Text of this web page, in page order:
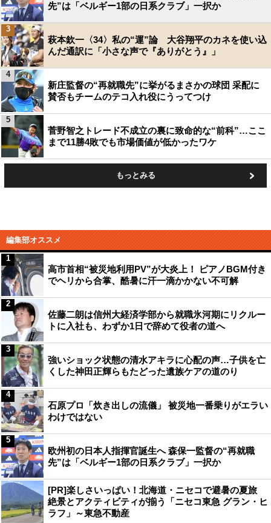
先”は「ベルギー1部の日系クラブ」一択か
萩本欽一〈34〉私の“運”論 大谷翔平のカネを使い込
んだ通訳に「小さな声で『ありがとう』」
3
新庄監督の“再就職先”に挙がるまさかの球団 采配に
賛否もチームのテコ入れ役にうってつけ
4
菅野智之トレード不成立の裏に致命的な“前科”…ここ
まで11勝4敗でも市場価値が低かったワケ
5
もっとみる
編集部オススメ
高市首相“被災地利用PV”が大炎上！ ピアノBGM付き
でヘリから合掌、酷暑に汗一滴かかない不可解
1
佐藤二朗は信州大経済学部から就職氷河期にリクルー
トに入社も、わずか1日で辞めて役者の道へ
2
強いショック状態の清水アキラに心配の声…子供を亡
くした神田正輝らもたどった遺族ケアの道のり
3
石原プロ「炊き出しの流儀」 被災地一番乗りがエラい
わけではない
4
欧州初の日本人指揮官誕生へ 森保一監督の“再就職
先”は「ベルギー1部の日系クラブ」一択か
5
[PR]楽しさいっぱい！北海道・ニセコで避暑の夏旅
絶景とアクティビティが揃う「ニセコ東急 グラン・ヒ
ラフ」～東急不動産